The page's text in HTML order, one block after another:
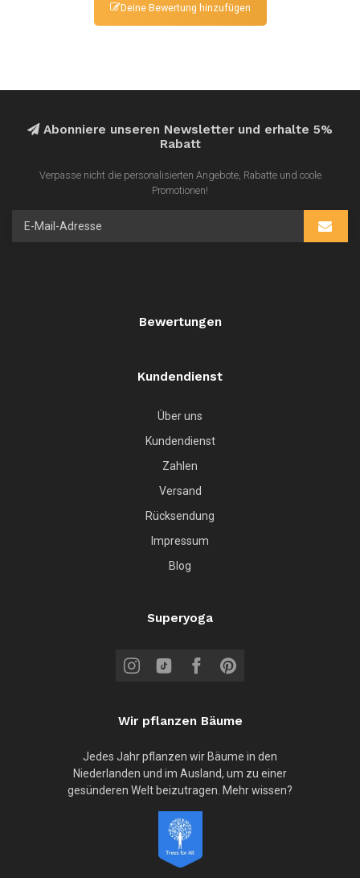
Deine Bewertung hinzufügen
Abonniere unseren Newsletter und erhalte 5%
Rabatt
Verpasse nicht die personalisierten Angebote, Rabatte und coole
Promotionen!
Bewertungen
Kundendienst
Über uns
Kundendienst
Zahlen
Versand
Rücksendung
Impressum
Blog
Superyoga
Wir pflanzen Bäume
Jedes Jahr pflanzen wir Bäume in den
Niederlanden und im Ausland, um zu einer
gesünderen Welt beizutragen. Mehr wissen?